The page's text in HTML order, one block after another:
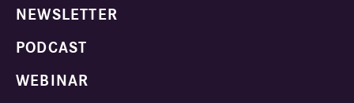
NEWSLETTER
PODCAST
WEBINAR